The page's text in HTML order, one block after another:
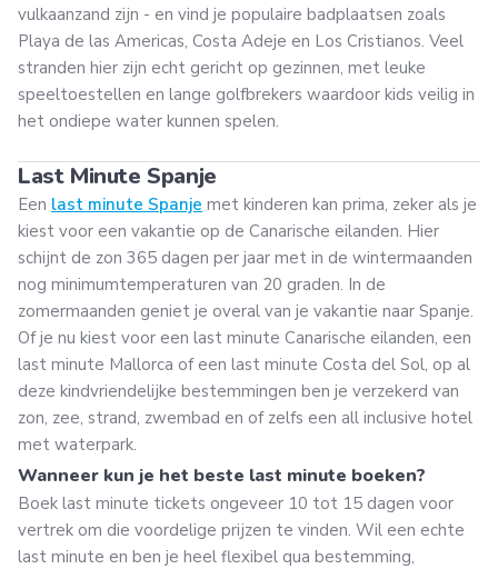
vulkaanzand zijn - en vind je populaire badplaatsen zoals
Playa de las Americas, Costa Adeje en Los Cristianos. Veel
stranden hier zijn echt gericht op gezinnen, met leuke
speeltoestellen en lange golfbrekers waardoor kids veilig in
het ondiepe water kunnen spelen.
Last Minute Spanje
Een last minute Spanje met kinderen kan prima, zeker als je
kiest voor een vakantie op de Canarische eilanden. Hier
schijnt de zon 365 dagen per jaar met in de wintermaanden
nog minimumtemperaturen van 20 graden. In de
zomermaanden geniet je overal van je vakantie naar Spanje.
Of je nu kiest voor een last minute Canarische eilanden, een
last minute Mallorca of een last minute Costa del Sol, op al
deze kindvriendelijke bestemmingen ben je verzekerd van
zon, zee, strand, zwembad en of zelfs een all inclusive hotel
met waterpark.
Wanneer kun je het beste last minute boeken?
Boek last minute tickets ongeveer 10 tot 15 dagen voor
vertrek om die voordelige prijzen te vinden. Wil een echte
last minute en ben je heel flexibel qua bestemming,